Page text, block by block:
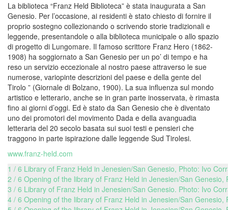
La biblioteca “Franz Held Biblioteca” è stata inaugurata a San
Genesio. Per l’occasione, ai residenti è stato chiesto di fornire il
proprio sostegno collezionando o scrivendo storie tradizionali e
leggende, presentandole o alla biblioteca municipale o allo spazio
di progetto di Lungomare. Il famoso scrittore Franz Hero (1862-
1908) ha soggiornato a San Genesio per un po’ di tempo e ha
reso un servizio eccezionale al nostro paese attraverso le sue
numerose, variopinte descrizioni del paese e della gente del
Tirolo ” (Giornale di Bolzano, 1900). La sua influenza sul mondo
artistico e letterario, anche se in gran parte inosservata, è rimasta
fino ai giorni d’oggi. Ed è stato da San Genesio che è diventato
uno dei promotori del movimento Dada e della avanguadia
letteraria del 20 secolo basata sui suoi testi e pensieri che
traggono in parte ispirazione dalle leggende Sud Tirolesi.
www.franz-held.com
1 / 6 Library of Franz Held in Jenesien/San Genesio, Photo: Ivo
2 / 6 Opening of the library of Franz Held in Jenesien/San Genesio,
3 / 6 Library of Franz Held in Jenesien/San Genesio. Photo: Ivo
4 / 6 Opening of the library of Franz Held in Jenesien/San Genesio,